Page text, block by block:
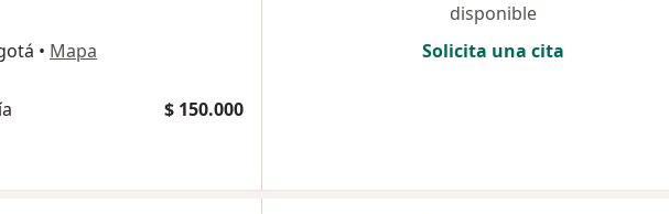
• Mapa
$ 150.000
disponible
Solicita una cita